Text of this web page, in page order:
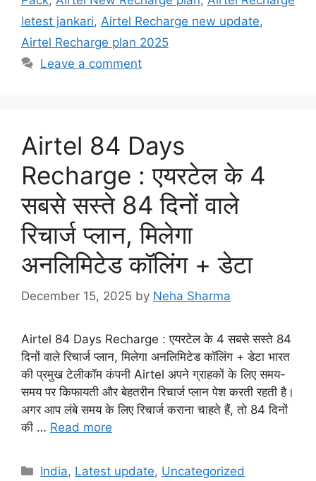
letest jankari, Airtel Recharge new update,
Airtel Recharge plan 2025
Leave a comment
Airtel 84 Days
Recharge : एयरटेल के 4
सबसे सस्ते 84 दिनों वाले
रिचार्ज प्लान, मिलेगा
अनलिमिटेड कॉलिंग + डेटा
December 15, 2025 by Neha Sharma
Airtel 84 Days Recharge : एयरटेल के 4 सबसे सस्ते 84
दिनों वाले रिचार्ज प्लान, मिलेगा अनलिमिटेड कॉलिंग + डेटा भारत
की प्रमुख टेलीकॉम कंपनी Airtel अपने ग्राहकों के लिए समय-
समय पर किफायती और बेहतरीन रिचार्ज प्लान पेश करती रहती है।
अगर आप लंबे समय के लिए रिचार्ज कराना चाहते हैं, तो 84 दिनों
की … Read more
Categories
India, Latest update, Uncategorized